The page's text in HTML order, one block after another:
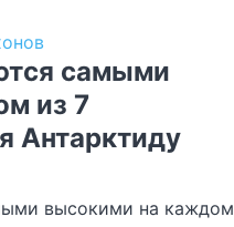
самыми
из 7
Антарктиду